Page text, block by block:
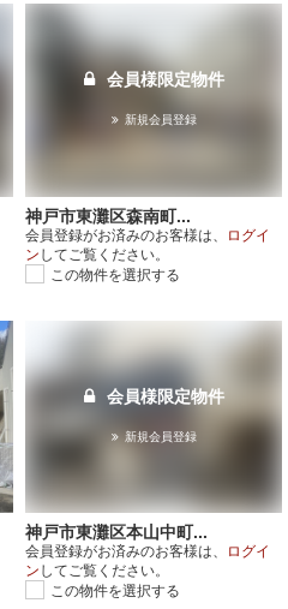
会員様限定物件
新規会員登録
神戸市東灘区森南町...
会員登録がお済みのお客様は、
ログイ
ン してご覧ください。
この物件を選択する
会員様限定物件
新規会員登録
神戸市東灘区本山中町...
会員登録がお済みのお客様は、
ログイ
ン してご覧ください。
この物件を選択する